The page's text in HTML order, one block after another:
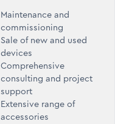
Maintenance and
commissioning
Sale of new and used
devices
Comprehensive
consulting and project
support
Extensive range of
accessories